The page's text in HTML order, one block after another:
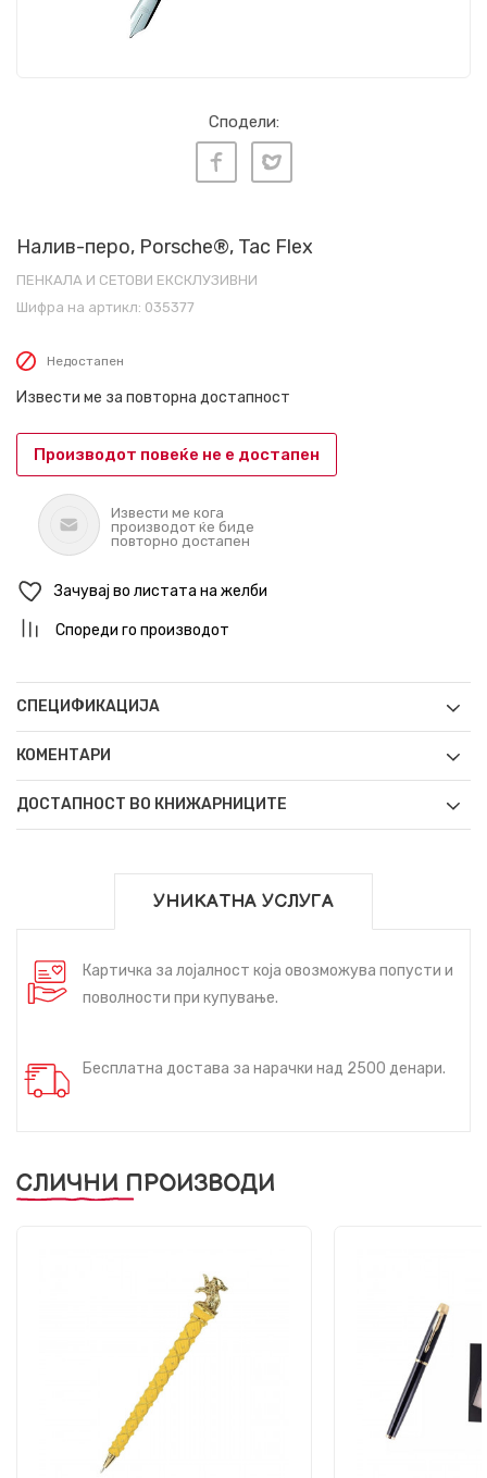
Сподели:
Налив-перо, Porsche®, Tac Flex
ПЕНКАЛА И СЕТОВИ ЕКСКЛУЗИВНИ
Шифра на артикл: 035377
Недостапен
Извести ме за повторна достапност
Производот повеќе не е достапен
Извести ме кога
производот ќе биде
повторно достапен
Зачувај во листата на желби
Спореди го производот
СПЕЦИФИКАЦИЈА
КОМЕНТАРИ
ДОСТАПНОСТ ВО КНИЖАРНИЦИТЕ
УНИКАТНА УСЛУГА
Картичка за лојалност која овозможува попусти и
поволности при купување.
Бесплатна достава за нарачки над 2500 денари.
СЛИЧНИ ПРОИЗВОДИ